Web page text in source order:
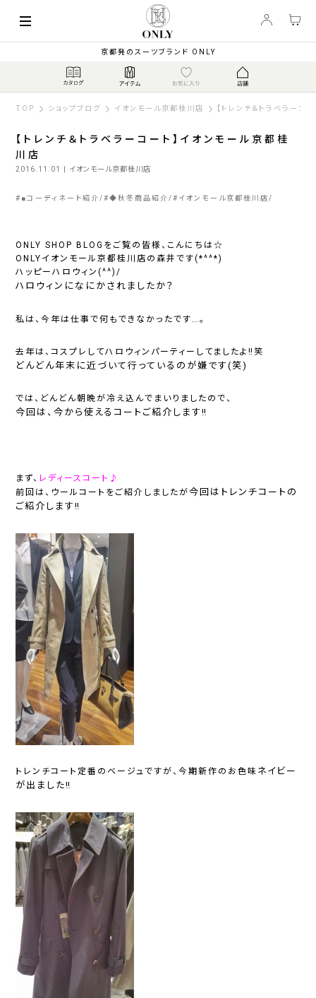
京都発のスーツブランド ONLY
TOP ショップブログ イオンモール京都桂川店 【トレンチ＆トラベラーコ
【トレンチ＆トラベラーコート】イオンモール京都桂
川店
2016.11.01 | イオンモール京都桂川店
# ■コーディネート紹介 #◆秋冬商品紹介 # イオンモール京都桂川店
ONLY SHOP BLOGをご覧の皆様、こんにちは☆
ONLYイオンモール京都桂川店の森井です(*^^*)
ハッピーハロウィン(^^)/
ハロウィンになにかされましたか？
私は、今年は仕事で何もできなかったです…。
去年は、コスプレしてハロウィンパーティーしてましたよ‼笑
どんどん年末に近づいて行っているのが嫌です(笑)
では、どんどん朝晩が冷え込んでまいりましたので、
今回は、今から使えるコートご紹介します‼
まず、 レディースコート♪
前回は、ウールコートをご紹介しましたが今回はトレンチコートの
ご紹介します‼
トレンチコート定番のベージュですが、今期新作のお色味 ネイビー
が出ました‼